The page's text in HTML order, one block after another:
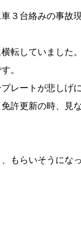
３台絡みの事故
転していました
。
レートが悲しげ
許更新の時、見
もらいそうにな